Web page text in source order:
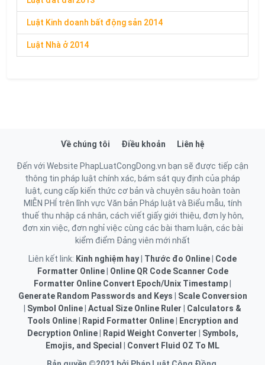
Luật Kinh doanh bất động sản 2014
Luật Nhà ở 2014
Về chúng tôi Điều khoản Liên hệ
Đến với Website PhapLuatCongDong.vn bạn sẽ được tiếp cận
thông tin pháp luật chính xác, bám sát quy định của pháp
luật, cung cấp kiến thức cơ bản và chuyên sâu hoàn toàn
MIỄN PHÍ trên lĩnh vực Văn bản Pháp luật và Biểu mẫu, tính
thuế thu nhập cá nhân, cách viết giấy giới thiệu, đơn ly hôn,
đơn xin việc, đơn nghỉ việc cùng các bài tham luận, các bài
kiểm điểm Đảng viên mới nhất
Liên kết link: Kinh nghiệm hay Thước đo Online
Code
Formatter Online| Online QR Code Scanner Code
Formatter Online Convert Epoch/Unix Timestamp
Generate Random Passwords and Keys
Scale Conversion
Symbol Online Actual Size Online Ruler
Calculators &
Tools Online| Rapid Formatter Online|
Encryption and
Decryption Online| Rapid Weight Converter
Symbols,
Emojis, and Special
Convert Fluid OZ To ML